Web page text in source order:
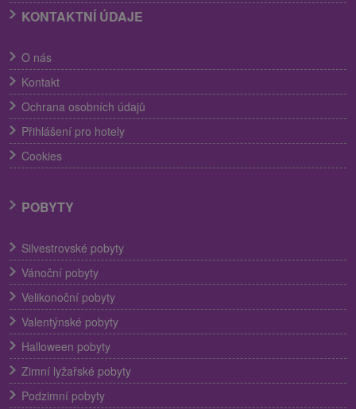
KONTAKTNÍ ÚDAJE
O nás
Kontakt
Ochrana osobních údajů
Přihlášení pro hotely
Cookies
POBYTY
Silvestrovské pobyty
Vánoční pobyty
Velikonoční pobyty
Valentýnské pobyty
Halloween pobyty
Zimní lyžařské pobyty
Podzimní pobyty